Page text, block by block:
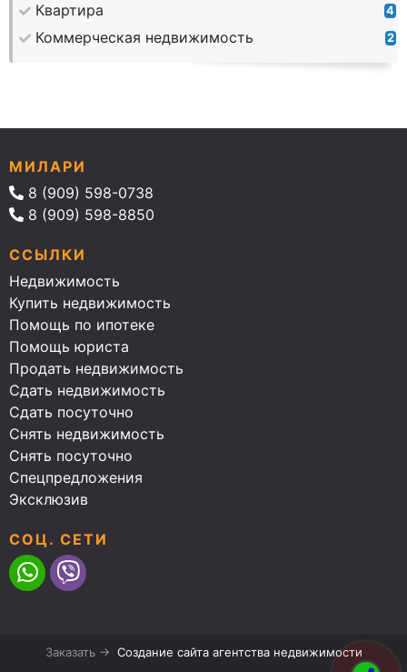
Квартира 4
Коммерческая недвижимость 2
МИЛАРИ
8 (909) 598-0738
8 (909) 598-8850
ССЫЛКИ
Недвижимость
Купить недвижимость
Помощь по ипотеке
Помощь юриста
Продать недвижимость
Сдать недвижимость
Сдать посуточно
Снять недвижимость
Снять посуточно
Спецпредложения
Эксклюзив
СОЦ. СЕТИ
Заказать → Создание сайта агентства недвижимости